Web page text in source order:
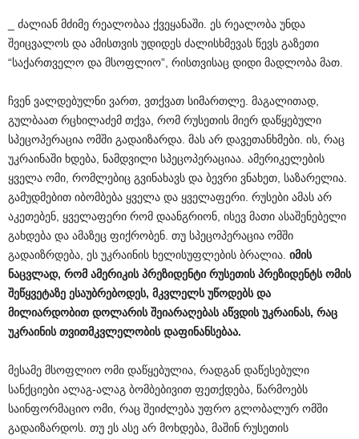
_ ძალიან მძიმე რეალობაა ქვეყანაში. ეს რეალობა უნდა
შეიცვალოს და ამისთვის უდიდეს ძალისხმევას წევს გაზეთი
“საქართველო და მსოფლიო”, რისთვისაც დიდი მადლობა მათ.
ჩვენ ვალდებულნი ვართ, ვთქვათ სიმართლე. მაგალითად,
გულბაათ რცხილაძემ თქვა, რომ რუსეთის მიერ დაწყებული
სპეცოპერაცია ომში გადაიზარდა. მას არ დავეთანხმები. ის, რაც
უკრაინაში ხდება, ნამდვილი სპეცოპერაციაა. ამერიკელების
ყველა ომი, რომლებიც გვინახავს და ბევრი ვნახეთ, საზარელია.
გამუდმებით იბომბება ყველა და ყველაფერი. რუსები ამას არ
აკეთებენ, ყველაფერი რომ დაანგრიონ, ისევ მათი ასაშენებელი
გახდება და ამაზეც ფიქრობენ. თუ სპეცოპერაცია ომში
გადაიზრდება, ეს უკრაინის ხელისუფლების ბრალია. იმის
ნაცვლად, რომ ამერიკის პრეზიდენტი რუსეთის პრეზიდენტს ომის
შეწყვეტაზე ესაუბრებოდეს, მკვლელს უწოდებს და
მილიარდობით დოლარის შეიარაღებას აწვდის უკრაინას, რაც
უკრაინის თვითმკვლელობის დაფინანსებაა.
მესამე მსოფლიო ომი დაწყებულია, რადგან დაწესებული
სანქციები ალაგ-ალაგ ბომბებივით ფეთქდება, წარმოებს
საინფორმაციო ომი, რაც შეიძლება უფრო გლობალურ ომში
გადაიზარდოს. თუ ეს ასე არ მოხდება, მაშინ რუსეთის